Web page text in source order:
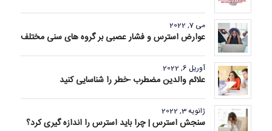
می 7, 2022
عوارض استرس و فشار عصبی بر گروه های سنی مختلف
آوریل 6, 2022
علائم والدین مضطرب -خطر را شناسایی کنید
ژانویه 3, 2022
سنجش استرس | چرا باید استرس را اندازه گیری کرد؟